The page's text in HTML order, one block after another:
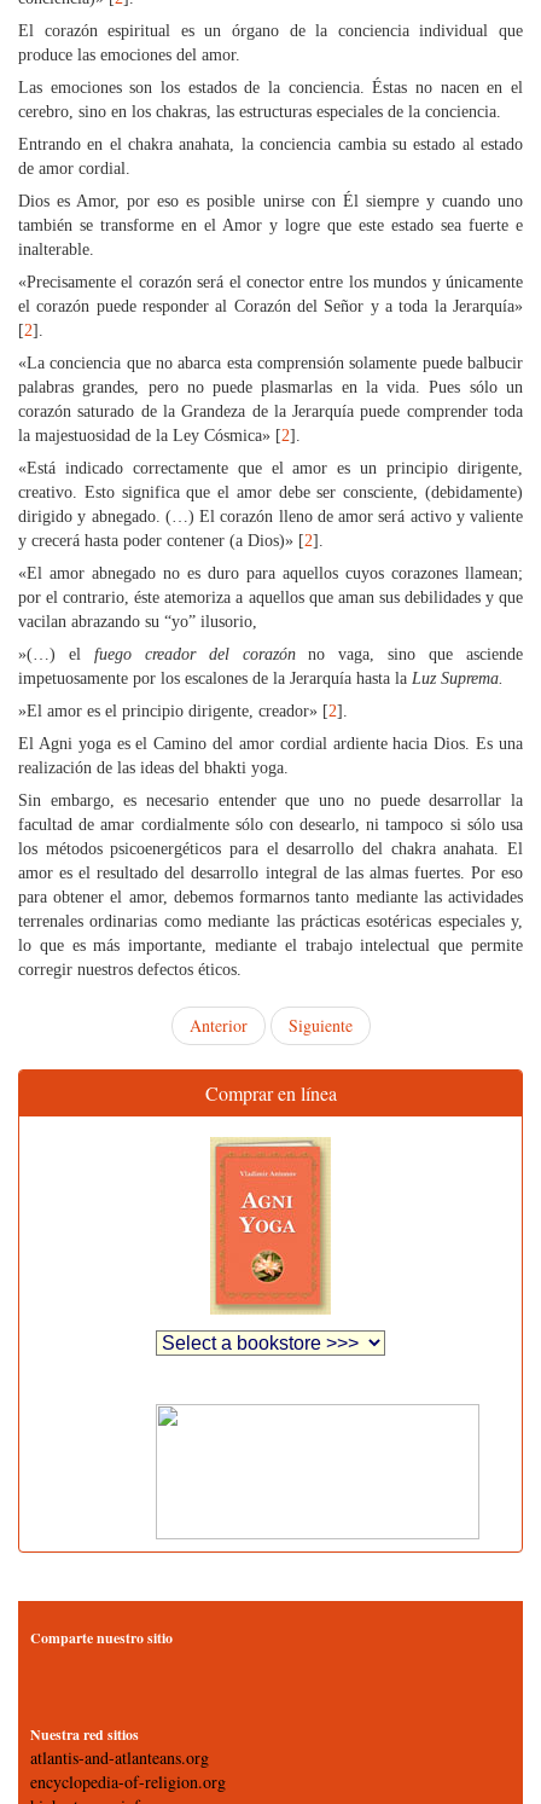
El corazón espiritual es un órgano de la conciencia individual que
produce las emociones del amor.
Las emociones son los estados de la conciencia. Éstas no nacen en el
cerebro, sino en los chakras, las estructuras especiales de la conciencia.
Entrando en el chakra anahata, la conciencia cambia su estado al estado
de amor cordial.
Dios es Amor, por eso es posible unirse con Él siempre y cuando uno
también se transforme en el Amor y logre que este estado sea fuerte e
inalterable.
«Precisamente el corazón será el conector entre los mundos y únicamente
el corazón puede responder al Corazón del Señor y a toda la Jerarquía»
[2].
«La conciencia que no abarca esta comprensión solamente puede balbucir
palabras grandes, pero no puede plasmarlas en la vida. Pues sólo un
corazón saturado de la Grandeza de la Jerarquía puede comprender toda
la majestuosidad de la Ley Cósmica» [2].
«Está indicado correctamente que el amor es un principio dirigente,
creativo. Esto significa que el amor debe ser consciente, (debidamente)
dirigido y abnegado. (…) El corazón lleno de amor será activo y valiente
y crecerá hasta poder contener (a Dios)» [2].
«El amor abnegado no es duro para aquellos cuyos corazones llamean;
por el contrario, éste atemoriza a aquellos que aman sus debilidades y que
vacilan abrazando su “yo” ilusorio,
»(…) el fuego creador del corazónno vaga, sino que asciende
impetuosamente por los escalones de la Jerarquía hasta la Luz Suprema.
»El amor es el principio dirigente, creador» [2].
El Agni yoga es el Camino del amor cordial ardiente hacia Dios. Es una
realización de las ideas del bhakti yoga.
Sin embargo, es necesario entender que uno no puede desarrollar la
facultad de amar cordialmente sólo con desearlo, ni tampoco si sólo usa
los métodos psicoenergéticos para el desarrollo del chakra anahata. El
amor es el resultado del desarrollo integral de las almas fuertes. Por eso
para obtener el amor, debemos formarnos tanto mediante las actividades
terrenales ordinarias como mediante las prácticas esotéricas especiales y,
lo que es más importante, mediante el trabajo intelectual que permite
corregir nuestros defectos éticos.
Anterior Siguiente
Comprar en línea
Comparte nuestro sitio
Nuestra red sitios
atlantis-and-atlanteans.org
encyclopedia-of-religion.org